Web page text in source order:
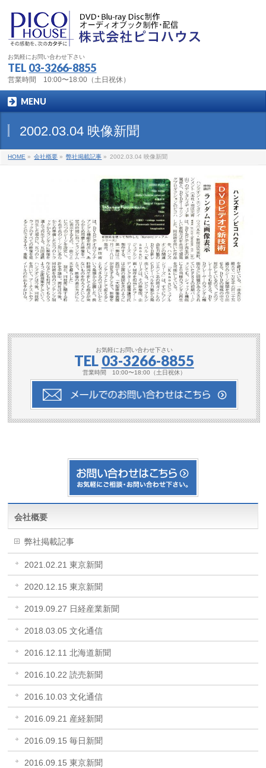
お気軽にお問い合わせ下さい
TEL 03-3266-8855
営業時間 10:00〜18:00（土日祝休）
MENU
2002.03.04 映像新聞
HOME » 会社概要 » 弊社掲載記事 » 2002.03.04 映像新聞
お気軽にお問い合わせ下さい
TEL 03-3266-8855
営業時間 10:00〜18:00（土日祝休）
会社概要
弊社掲載記事
2021.02.21 東京新聞
2020.12.15 東京新聞
2019.09.27 日経産業新聞
2018.03.05 文化通信
2016.12.11 北海道新聞
2016.10.22 読売新聞
2016.10.03 文化通信
2016.09.21 産経新聞
2016.09.15 毎日新聞
2016.09.15 東京新聞